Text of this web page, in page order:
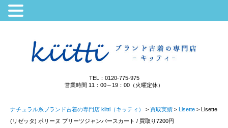
TEL：0120-775-975
営業時間 11：00～19：00（火曜定休）
ナチュラル系ブランド古着の専門店 kiitti（キッティ） > 買取実績 > Lisette > Lisette
(リゼッタ) ポリーヌ プリーツジャンパースカート / 買取り7200円